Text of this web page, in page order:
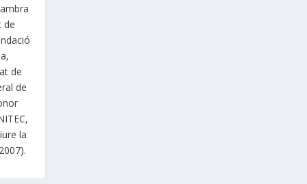
de
de
de
la